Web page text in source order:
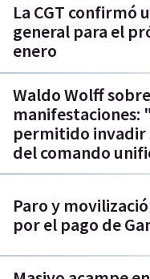
La CGT confirmó
general para el
enero
Waldo Wolff
manifestaciones:
permitido invadir
del comando
Paro y
por el pago de